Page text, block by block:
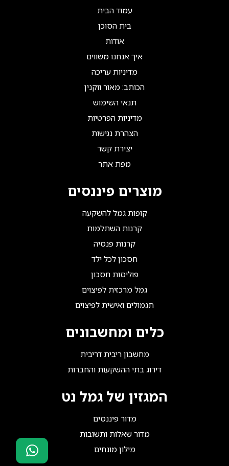
עמוד הבית
בית הסוכן
אודות
איך אנחנו משווים
מדיניות עריכה
הכותב: מאור ווקנין
תנאי השימוש
מדיניות הפרטיות
הצהרת נגישות
יצירת קשר
מפת אתר
מוצרים פיננסים
קופות גמל להשקעה
קרנות השתלמות
קרנות פנסיה
חסכון לכל ילד
פוליסות חסכון
גמל מרכזית לפיצוים
תגמולים ואישית לפיצוים
כלים ומחשבונים
מחשבון ריבית דריבית
דירוג בתי ההשקעות והחברות
המגזין של גמל נט
מדור פיננסים
מדור שאלות ותשובות
מילון מונחים